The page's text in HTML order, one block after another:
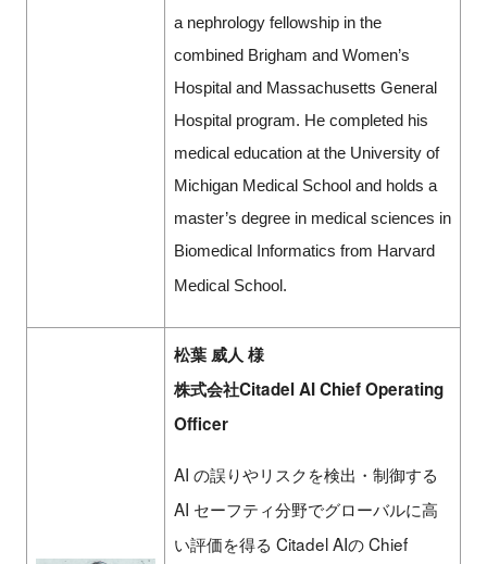
a nephrology fellowship in the
combined Brigham and Women’s
Hospital and Massachusetts General
Hospital program. He completed his
medical education at the University of
Michigan Medical School and holds a
master’s degree in medical sciences in
Biomedical Informatics from Harvard
Medical School.
松葉 威人 様
株式会社Citadel AI Chief Operating
Officer
AI の誤りやリスクを検出・制御する
AI セーフティ分野でグローバルに高
い評価を得る Citadel AIの Chief